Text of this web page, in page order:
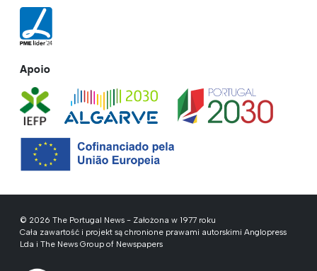
Apoio
© 2026 The Portugal News - Założona w 1977 roku
Cała zawartość i projekt są chronione prawami autorskimi Anglopress
Lda i The News Group of Newspapers